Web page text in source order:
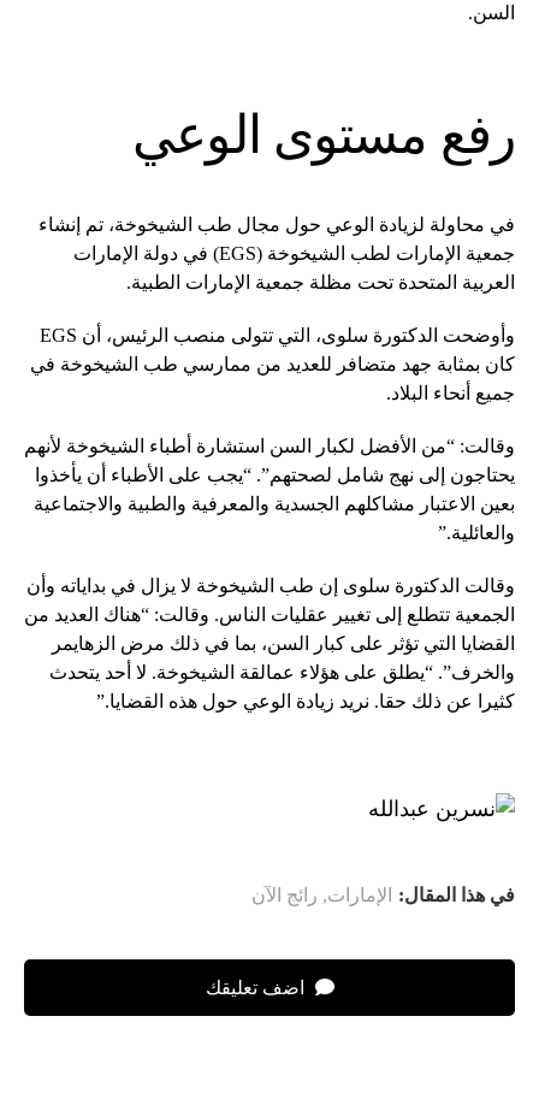
السن.
رفع مستوى الوعي
في محاولة لزيادة الوعي حول مجال طب الشيخوخة، تم إنشاء
جمعية الإمارات لطب الشيخوخة (EGS) في دولة الإمارات
العربية المتحدة تحت مظلة جمعية الإمارات الطبية.
وأوضحت الدكتورة سلوى، التي تتولى منصب الرئيس، أن EGS
كان بمثابة جهد متضافر للعديد من ممارسي طب الشيخوخة في
جميع أنحاء البلاد.
وقالت: “من الأفضل لكبار السن استشارة أطباء الشيخوخة لأنهم
يحتاجون إلى نهج شامل لصحتهم”. “يجب على الأطباء أن يأخذوا
بعين الاعتبار مشاكلهم الجسدية والمعرفية والطبية والاجتماعية
والعائلية.”
وقالت الدكتورة سلوى إن طب الشيخوخة لا يزال في بداياته وأن
الجمعية تتطلع إلى تغيير عقليات الناس. وقالت: “هناك العديد من
القضايا التي تؤثر على كبار السن، بما في ذلك مرض الزهايمر
والخرف”. “يطلق على هؤلاء عمالقة الشيخوخة. لا أحد يتحدث
كثيرا عن ذلك حقا. نريد زيادة الوعي حول هذه القضايا.”
في هذا المقال: الإمارات, رائج الآن
اضف تعليقك